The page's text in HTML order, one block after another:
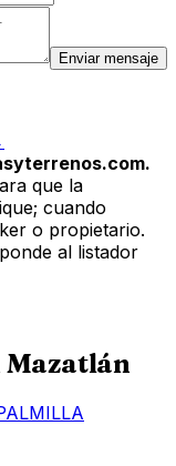
Enviar mensaje
que la
cuando
o propietario.
al listador
Mazatlán